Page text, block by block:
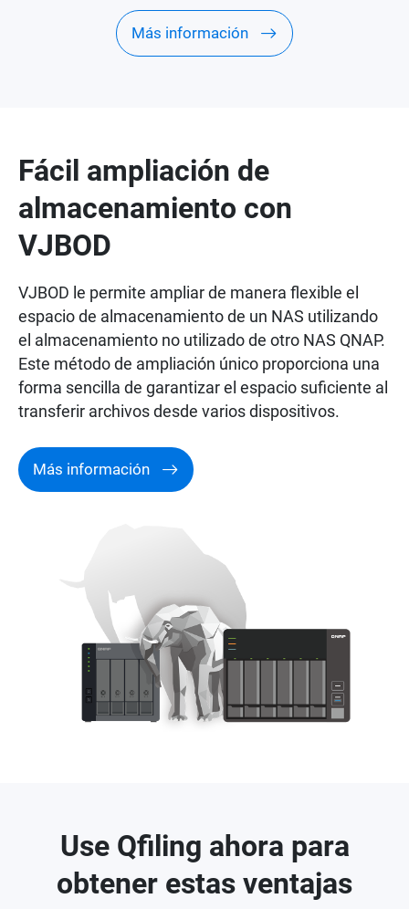
Más información
Fácil ampliación de
almacenamiento con
VJBOD
VJBOD le permite ampliar de manera flexible el
espacio de almacenamiento de un NAS utilizando
el almacenamiento no utilizado de otro NAS QNAP.
Este método de ampliación único proporciona una
forma sencilla de garantizar el espacio suficiente al
transferir archivos desde varios dispositivos.
Más información
Use Qfiling ahora para
obtener estas ventajas